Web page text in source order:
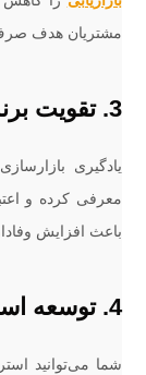
مشتریان هدف
3. تقویت برند و اعتبار سازمان:
یادگیری
معرفی کرده و
باعث افزایش
4. توسعه استراتژی‌های فروش و بازاریابی:
شما می‌توانید